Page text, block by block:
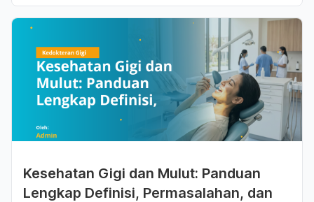
Lengkap Definisi, Permasalahan, dan
Strategi Pencegahan untuk Mahasiswa
Kesehatan Gigi dan Mulut: Panduan
Lengkap Definisi, Permasalahan, dan